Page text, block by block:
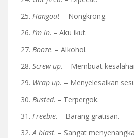
25. Hangout – Nongkrong.
26. I’m in. – Aku ikut.
27. Booze. – Alkohol.
28. Screw up. – Membuat
29. Wrap up. – Menyelesaikan
30. Busted. – Terpergok.
31. Freebie. – Barang gratisan.
32.A blast. – Sangat